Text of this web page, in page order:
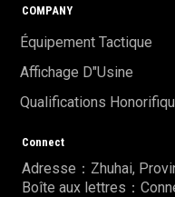
COMPANY
Équipement Tactique
Affichage D"usine
Qualifications
Connect
Adresse：Zhuhai,
Boîte aux lettres：